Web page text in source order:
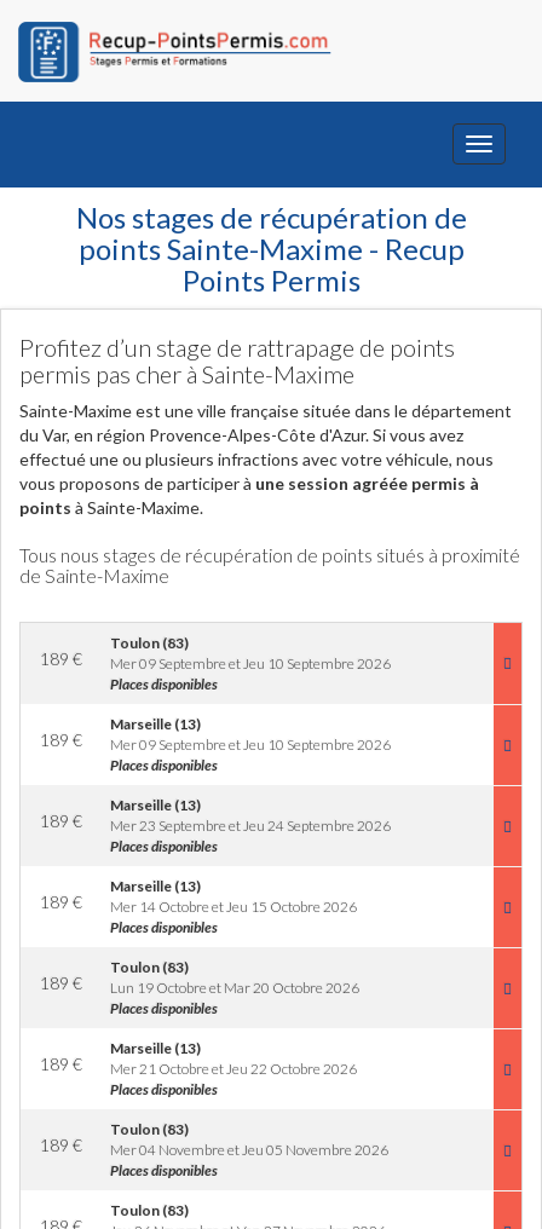
Toggle
Nos stages de récupération de
points Sainte-Maxime - Recup
Points Permis
Profitez d’un stage de rattrapage de points
permis pas cher à Sainte-Maxime
Sainte-Maxime est une ville française située dans le département
du Var, en région Provence-Alpes-Côte d'Azur. Si vous avez
effectué une ou plusieurs infractions avec votre véhicule, nous
vous proposons de participer à une session agréée permis à
points à Sainte-Maxime.
Tous nous stages de récupération de points situés à proximité
de Sainte-Maxime
189 €
Toulon (83)
Mer 09 Septembre et Jeu 10 Septembre 2026
Places disponibles
189 €
Marseille (13)
Mer 09 Septembre et Jeu 10 Septembre 2026
Places disponibles
189 €
Marseille (13)
Mer 23 Septembre et Jeu 24 Septembre 2026
Places disponibles
189 €
Marseille (13)
Mer 14 Octobre et Jeu 15 Octobre 2026
Places disponibles
189 €
Toulon (83)
Lun 19 Octobre et Mar 20 Octobre 2026
Places disponibles
189 €
Marseille (13)
Mer 21 Octobre et Jeu 22 Octobre 2026
Places disponibles
189 €
Toulon (83)
Mer 04 Novembre et Jeu 05 Novembre 2026
Places disponibles
Toulon (83)